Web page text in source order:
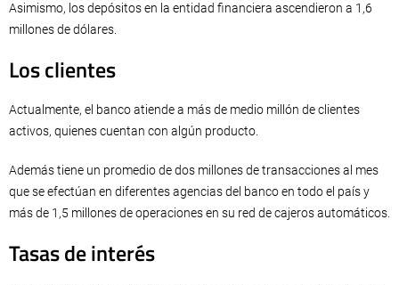
Asimismo, los depósitos en la entidad financiera ascendieron a 1,6
millones de dólares.
Los clientes
Actualmente, el banco atiende a más de medio millón de clientes
activos, quienes cuentan con algún producto.
Además tiene un promedio de dos millones de transacciones al mes
que se efectúan en diferentes agencias del banco en todo el país y
más de 1,5 millones de operaciones en su red de cajeros automáticos.
Tasas de interés